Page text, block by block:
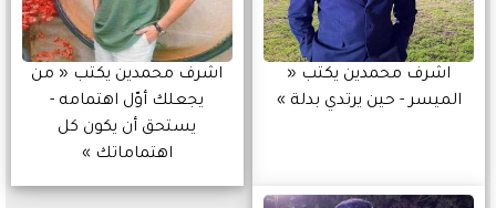
اشرف محمدين يكتب «
الميسر - حين يرتدي بدلة »
اشرف محمدين يكتب « من
يجعلك أوّل اهتمامه -
يستحق أن يكون كل
اهتماماتك »